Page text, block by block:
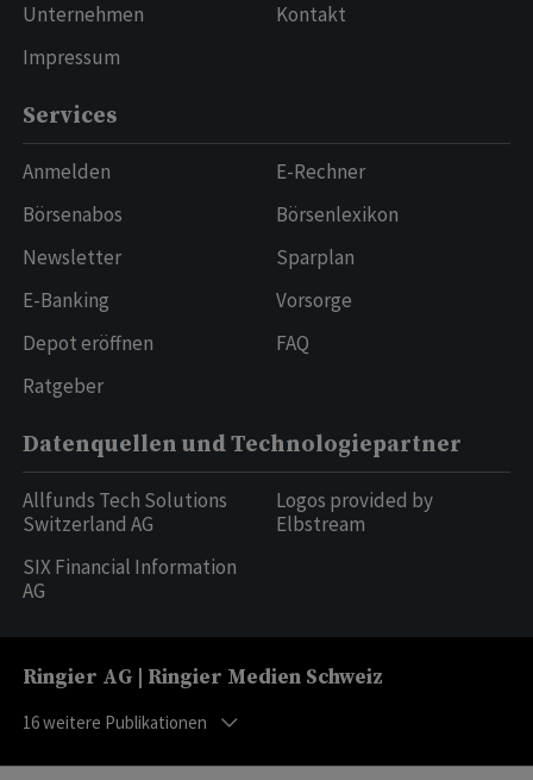
Unternehmen
Impressum
Kontakt
Services
Anmelden
Börsenabos
Newsletter
E-Banking
Depot eröffnen
Ratgeber
E-Rechner
Börsenlexikon
Sparplan
Vorsorge
FAQ
Datenquellen und Technologiepartner
Allfunds Tech Solutions
Switzerland AG
SIX Financial Information
AG
Logos provided by
Elbstream
Ringier AG | Ringier Medien Schweiz
16weitere Publikationen